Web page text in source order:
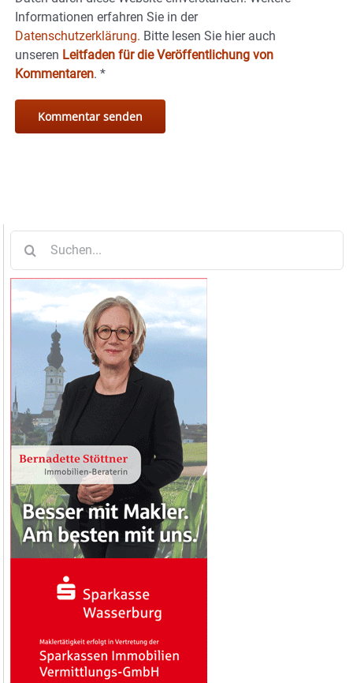
Informationen erfahren Sie in der
Datenschutzerklärung. Bitte lesen Sie hier auch
unseren Leitfaden für die Veröffentlichung von
Kommentaren. *
nach: